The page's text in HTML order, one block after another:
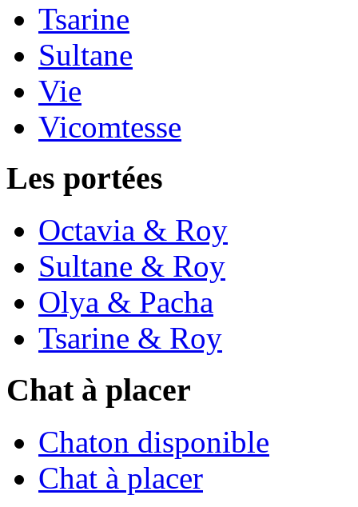
Tsarine
Sultane
Vie
Vicomtesse
Les portées
Octavia & Roy
Sultane & Roy
Olya & Pacha
Tsarine & Roy
Chat à placer
Chaton disponible
Chat à placer